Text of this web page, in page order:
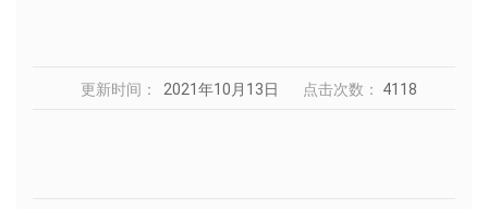
更新时间： 2021年10月13日 点击次数： 4118